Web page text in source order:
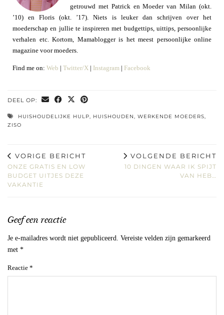
getrouwd met Patrick en Moeder van Milan (okt.
’10) en Floris (okt. ’17). Niets is leuker dan schrijven over het
moederschap en jullie te inspireren met budgettips, uittips, persoonlijke
verhalen etc. Kortom, Mamablogger is het meest persoonlijke online
magazine voor moeders.
Find me on: Web | Twitter/X | Instagram | Facebook
DEEL OP:
HUISHOUDELIJKE HULP, HUISHOUDEN, WERKENDE MOEDERS,
ZISO
VORIGE BERICHT
ONZE GRATIS EN LOW
BUDGET UITJES DEZE
VAKANTIE
VOLGENDE BERICHT
10 DINGEN WAAR IK SPIJT
VAN HEB…
Geef een reactie
Je e-mailadres wordt niet gepubliceerd. Vereiste velden zijn gemarkeerd
met *
Reactie *